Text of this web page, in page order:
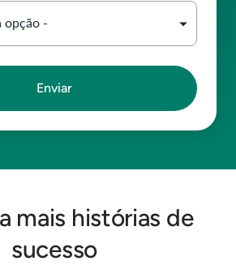
mais histórias de
sucesso